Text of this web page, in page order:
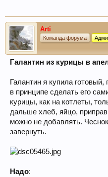
Arti
Команда форума
Галантин из курицы в
Галантин я купила
в принципе сделать его
курицы, как на котлеты,
дальше хлеб, яйцо,
можно не добавлять.
завернуть.
Надо: